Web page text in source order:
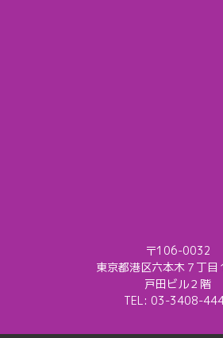
〒106-0032
東京都港区六本木７丁目
戸田ビル２階
TEL: 03-3408-